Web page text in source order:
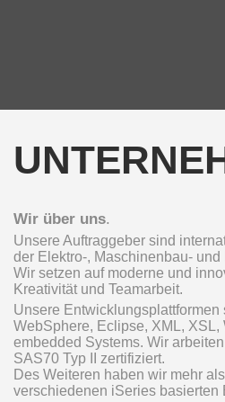
Wir über uns.
Unsere Auftraggeber sind
der Elektro-, Maschinenbau-
Wir setzen auf moderne und
Kreativität und Teamarbeit.
Unsere Entwicklungsplattformen
WebSphere, Eclipse, XML, XSL,
embedded Systems. Wir
SAS70 Typ II zertifiziert.
Des Weiteren haben wir mehr
verschiedenen iSeries basierten